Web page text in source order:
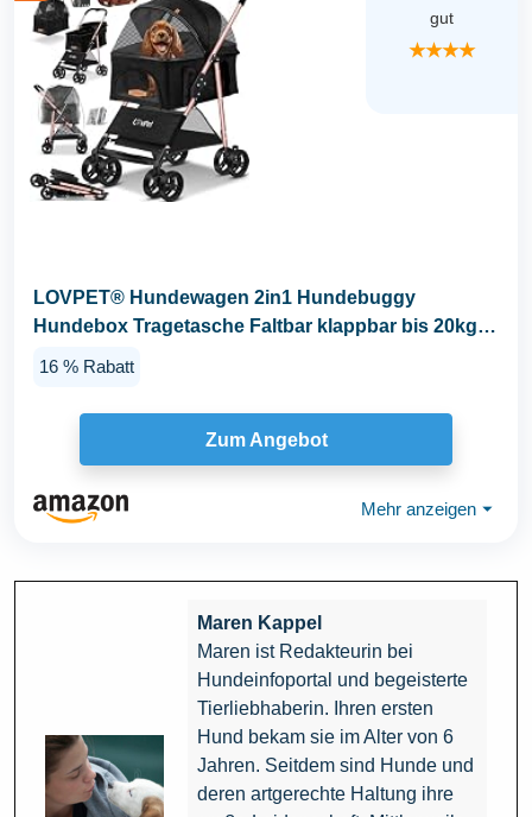
gut
★★★★
LOVPET® Hundewagen 2in1 Hundebuggy
Hundebox Tragetasche Faltbar klappbar bis 20kg,
16 % Rabatt
Zum Angebot
Mehr anzeigen ⏷
Maren Kappel
Maren ist Redakteurin bei
Hundeinfoportal und begeisterte
Tierliebhaberin. Ihren ersten
Hund bekam sie im Alter von 6
Jahren. Seitdem sind Hunde und
deren artgerechte Haltung ihre